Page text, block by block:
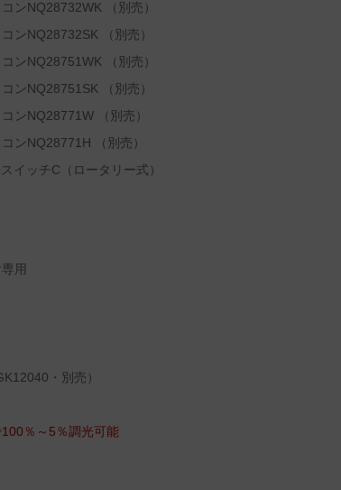
ンNQ28732WK （別売）
ンNQ28732SK （別売）
ンNQ28751WK （別売）
ンNQ28751SK （別売）
ンNQ28771W （別売）
ンNQ28771H （別売）
イッチC（ロータリー式）
用
・別売）
％～5％調光可能